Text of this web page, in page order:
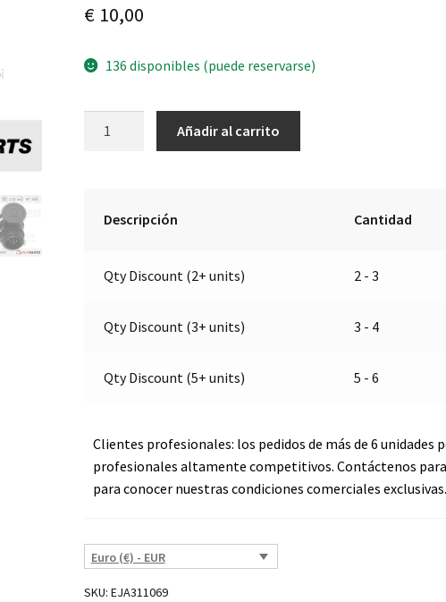
€10,00
136 disponibles (puede reservarse)
(7P/12V)
Añadir al carrito
Descripción Cantidad
Qty Discount (2+ units) 2 - 3
Qty Discount (3+ units) 3 - 4
Qty Discount (5+ units) 5 - 6
Clientes profesionales: los pedidos de más de 6 unidades
profesionales altamente competitivos. Contáctenos
para conocer nuestras condiciones comerciales exclusivas.
Euro (€) - EUR
SKU: EJA311069